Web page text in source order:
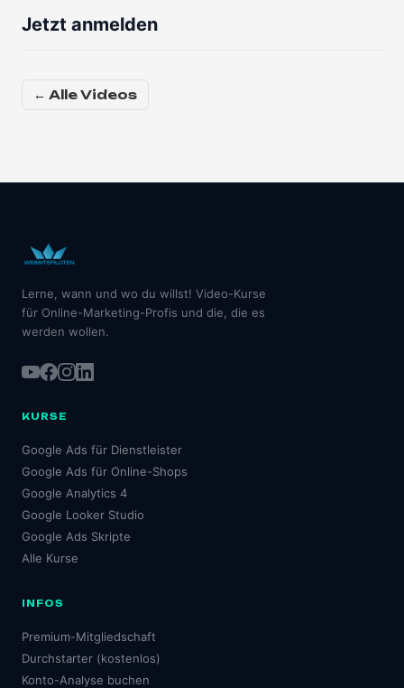
Jetzt anmelden
← Alle Videos
Lerne, wann und wo du willst! Video-Kurse
für Online-Marketing-Profis und die, die es
werden wollen.
KURSE
Google Ads für Dienstleister
Google Ads für Online-Shops
Google Analytics 4
Google Looker Studio
Google Ads Skripte
Alle Kurse
INFOS
Premium-Mitgliedschaft
Durchstarter (kostenlos)
Konto-Analyse buchen